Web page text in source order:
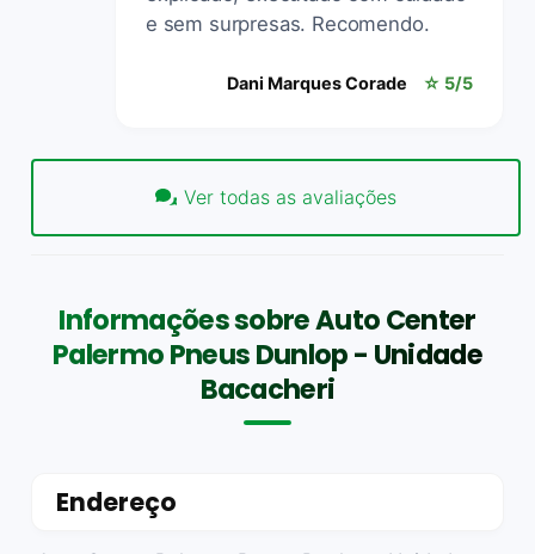
e sem surpresas. Recomendo.
Dani Marques Corade ☆ 5/5
Ver todas as avaliações
Informações sobre Auto Center
Palermo Pneus Dunlop - Unidade
Bacacheri
Endereço